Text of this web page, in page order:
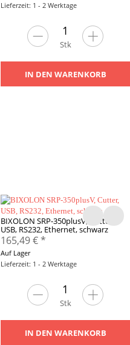
Lieferzeit: 1 - 2 Werktage
Stk
IN DEN WARENKORB
BIXOLON SRP-350plusV, Cutter,
USB, RS232, Ethernet, schwarz
165,49 €*
Auf Lager
Lieferzeit: 1 - 2 Werktage
Stk
IN DEN WARENKORB